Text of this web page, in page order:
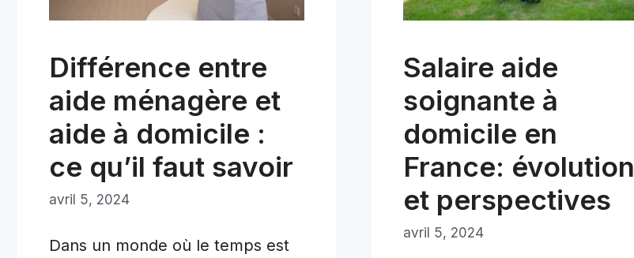
Différence entre
aide ménagère et
aide à domicile :
ce qu’il faut savoir
avril 5, 2024
Dans un monde où le temps est
Salaire aide
soignante à
domicile en
France: évolution
et perspectives
avril 5, 2024